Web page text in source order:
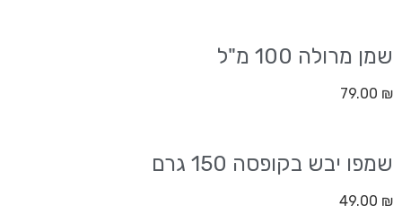
שמן מרולה 100 מ"ל
79.00 ₪
שמפו יבש בקופסה 150 גרם
49.00 ₪